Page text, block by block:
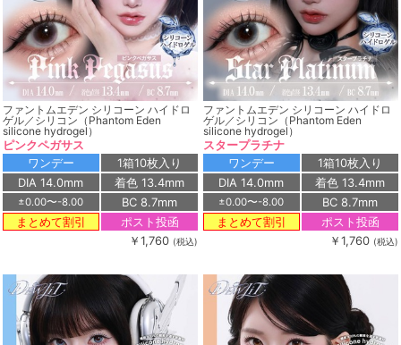
ファントムエデン シリコーン ハイドロ
ゲル／シリコン（Phantom Eden
silicone hydrogel）
ピンクペガサス
ワンデー
1箱10枚入り
DIA 14.0mm
着色 13.4mm
±0.00〜-8.00
BC 8.7mm
まとめて割引
ポスト投函
￥1,760 (税込)
ファントムエデン シリコーン ハイドロ
ゲル／シリコン（Phantom Eden
silicone hydrogel）
スタープラチナ
ワンデー
1箱10枚入り
DIA 14.0mm
着色 13.4mm
±0.00〜-8.00
BC 8.7mm
まとめて割引
ポスト投函
￥1,760 (税込)